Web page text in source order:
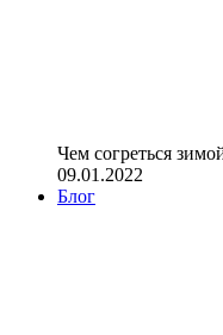
Чем согреться
09.01.2022
Блог